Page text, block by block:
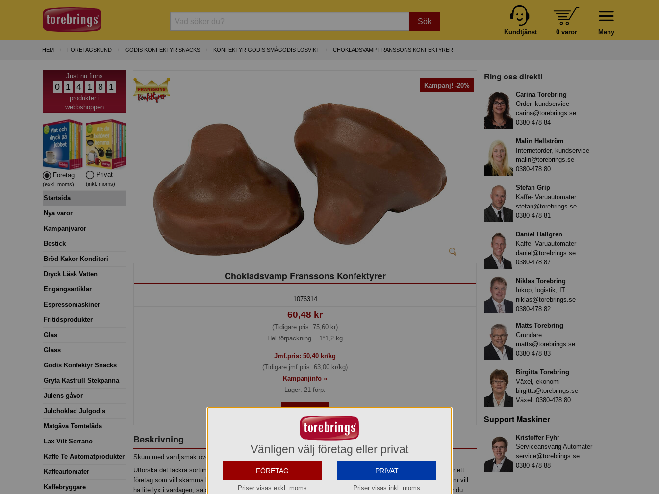
Sök
Meny
0 varor
Kundtjänst
HEM FÖRETAGSKUND GODIS KONFEKTYR SNACKS KONFEKTYR GODIS SMÅGODIS LÖSVIKT CHOKLADSVAMP FRANSSONS KONFEKTYRER
Just nu finns
0 1 4 1 8 1
produkter i
webbshoppen
Företag
(exkl. moms)
Privat
(inkl. moms)
Startsida
Nya varor
Kampanjvaror
Bestick
Bröd Kakor Konditori
Dryck Läsk Vatten
Engångsartiklar
Espressomaskiner
Fritidsprodukter
Glas
Glass
Godis Konfektyr Snacks
Gryta Kastrull Stekpanna
Julens gåvor
Julchoklad Julgodis
Matgåva Tomtelåda
Lax Vilt Serrano
Kaffe Te Automatprodukter
Kaffeautomater
Kaffebryggare
Kampanj! -20%
Chokladsvamp Franssons Konfektyrer
1076314
60,48 kr
(Tidigare pris: 75,60 kr)
Hel förpackning = 1*1,2 kg
Jmf.pris: 50,40 kr/kg
(Tidigare jmf.pris: 63,00 kr/kg)
Kampanjinfo »
Lager: 21 förp.
Beskrivning
Skum med vaniljsmak överdragen med ljus nontemp.
Utforska det läckra sortimentet av chokladsvampar från Franssons Konfektyrer hos Torebrings. Oavsett om du är ett
företag som vill skämma bort dina anställda, en förening som söker något gott till möten, eller en privatperson som vill
ha lite lyx i vardagen, så är chokladsvamparna ett utmärkt val. Genom att köpa chokladsvamp online hos oss får du
Ring oss direkt!
Carina Torebring
Order, kundservice
carina@torebrings.se
0380-478 84
Malin Hellström
Internetorder, kundservice
malin@torebrings.se
0380-478 80
Stefan Grip
Kaffe- Varuautomater
stefan@torebrings.se
0380-478 81
Daniel Hallgren
Kaffe- Varuautomater
daniel@torebrings.se
0380-478 87
Niklas Torebring
Inköp, logistik, IT
niklas@torebrings.se
0380-478 82
Matts Torebring
Grundare
matts@torebrings.se
0380-478 83
Birgitta Torebring
Växel, ekonomi
birgitta@torebrings.se
Växel: 0380-478 80
Support Maskiner
Kristoffer Fyhr
Serviceansvarig Automater
service@torebrings.se
0380-478 88
Vänligen välj företag eller privat
FÖRETAG
Priser visas exkl. moms
PRIVAT
Priser visas inkl. moms